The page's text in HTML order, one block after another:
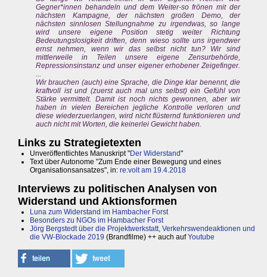
Gegner*innen behandeln und dem Weiter-so frönen mit der
nächsten Kampagne, der nächsten großen Demo, der
nächsten sinnlosen Stellungnahme zu irgendwas, so lange
wird unsere eigene Position stetig weiter Richtung
Bedeutungslosigkeit driften, denn wieso sollte uns irgendwer
ernst nehmen, wenn wir das selbst nicht tun? Wir sind
mittlerweile in Teilen unsere eigene Zensurbehörde,
Repressionsinstanz und unser eigener erhobener Zeigefinger.
...
Wir brauchen (auch) eine Sprache, die Dinge klar benennt, die
kraftvoll ist und (zuerst auch mal uns selbst) ein Gefühl von
Stärke vermittelt. Damit ist noch nichts gewonnen, aber wir
haben in vielen Bereichen jegliche Kontrolle verloren und
diese wiederzuerlangen, wird nicht flüsternd funktionieren und
auch nicht mit Worten, die keinerlei Gewicht haben.
Links zu Strategietexten
Unveröffentlichtes Manuskript "Der Widerstand"
Text über Autonome "Zum Ende einer Bewegung und eines
Organisationsansatzes", in: re:volt am 19.4.2018
Interviews zu politischen Analysen von
Widerstand und Aktionsformen
Luna zum Widerstand im Hambacher Forst
Besonders zu NGOs im Hambacher Forst
Jörg Bergstedt über die Projektwerkstatt, Verkehrswendeaktionen und
die VW-Blockade 2019 (Brandfilme) ++ auch aufYoutube